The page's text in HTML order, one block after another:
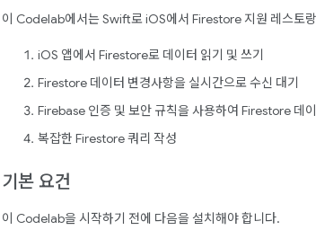
이 Codelab에서는 Swift로 iOS에서 Firestore 지원 레스토
iOS 앱에서 Firestore로 데이터 읽기 및 쓰기
Firestore 데이터 변경사항을 실시간으로 수신 대기
Firebase 인증 및 보안 규칙을 사용하여 Firestore 데
복잡한 Firestore 쿼리 작성
기본 요건
이 Codelab을 시작하기 전에 다음을 설치해야 합니다.